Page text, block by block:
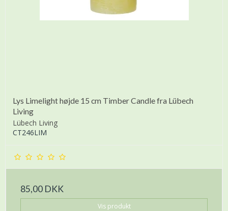
Lys Limelight højde 15 cm Timber Candle fra Lübech
Living
Lübech Living
CT246LIM
85,00 DKK
Vis produkt